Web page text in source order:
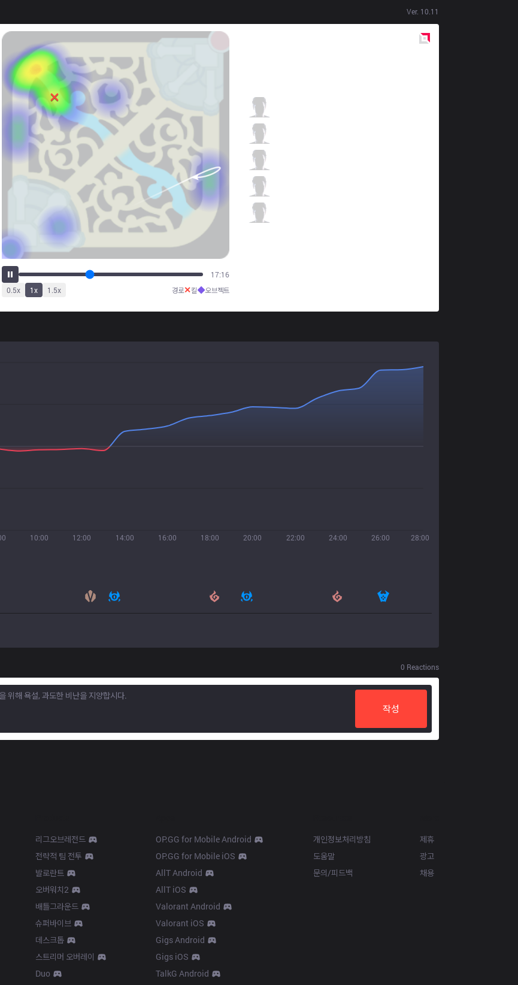
Ver. 10.11
21:30
0.5x 1x 1.5x 경로✕킬◆오브젝트
10:00 12:00 14:00 16:00 18:00 20:00 22:00 24:00 26:00 28:00
0 Reactions
작성
리그오브레전드
전략적 팀 전투
발로란트
오버워치2
배틀그라운드
슈퍼바이브
데스크톱
스트리머 오버레이
Duo
OP.GG for Mobile Android
OP.GG for Mobile iOS
AllT Android
AllT iOS
Valorant Android
Valorant iOS
Gigs Android
Gigs iOS
TalkG Android
개인정보처리방침
도움말
문의/피드백
제휴
광고
채용